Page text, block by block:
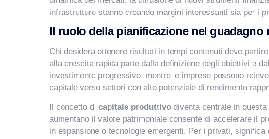
infrastrutture stanno creando margini interessanti sia per i
Il ruolo della pianificazione nel guadagno
Chi desidera ottenere risultati in tempi contenuti deve
alla crescita rapida parte dalla definizione degli obiettivi e
investimento progressivo, mentre le imprese possono
capitale verso settori con alto potenziale di rendimento
Il concetto di capitale produttivo diventa centrale in
aumentano il valore patrimoniale consente di accelerare il
in espansione o tecnologie emergenti. Per i privati,